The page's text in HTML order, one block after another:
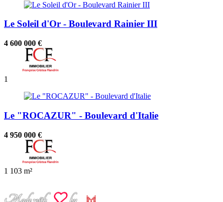
Le Soleil d'Or - Boulevard Rainier III
4 600 000 €
1
Le "ROCAZUR" - Boulevard d'Italie
4 950 000 €
1 103 m²